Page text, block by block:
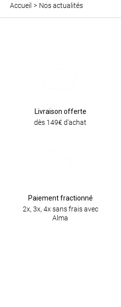
Accueil Nos actualités
Livraison offerte
dès 149€ d'achat
Paiement fractionné
2x, 3x, 4x sans frais avec
Alma